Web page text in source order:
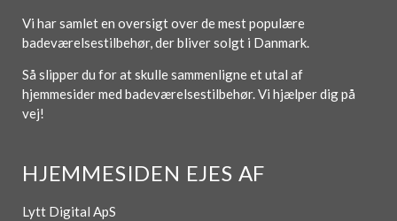
Vi har samlet en oversigt over de mest populære
badeværelsestilbehør, der bliver solgt i Danmark.
Så slipper du for at skulle sammenligne et utal af
hjemmesider med badeværelsestilbehør. Vi hjælper dig på
vej!
HJEMMESIDEN EJES AF
Lytt Digital ApS